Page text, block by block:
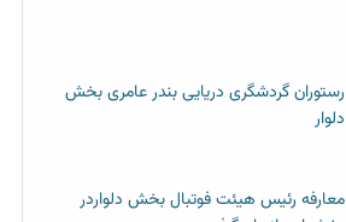
رستوران گردشگری دریایی بندر عامری بخش
دلوار
معارفه رئیس هیئت فوتبال بخش دلواردر